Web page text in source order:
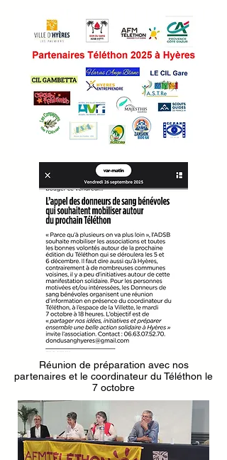
Réunion de préparation avec nos
partenaires et le coordinateur du Téléthon le
7 octobre